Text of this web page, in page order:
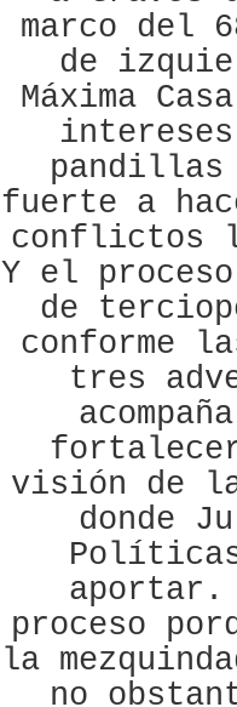
marco del
de
Máxima
pandillas
fuerte a
conflictos
Y el
de
conforme
tres
visión de la
donde
aportar.
proceso
la
no